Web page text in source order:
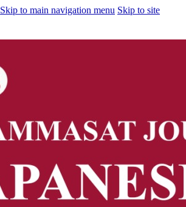
Skip to main navigation menu Skip to site